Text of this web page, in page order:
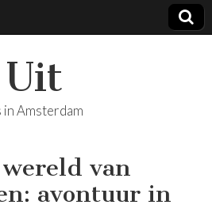
Amsterdam
van
avontuur in